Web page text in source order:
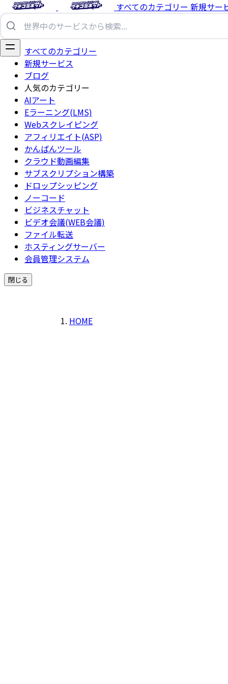
すべてのカテゴリー 新規サー
すべてのカテゴリー
新規サービス
ブログ
人気のカテゴリー
AIアート
Eラーニング(LMS)
Webスクレイピング
アフィリエイト(ASP)
かんばんツール
クラウド動画編集
サブスクリプション構築
ドロップシッピング
ノーコード
ビジネスチャット
ビデオ会議(WEB会議)
ファイル転送
ホスティングサーバー
会員管理システム
閉じる
HOME